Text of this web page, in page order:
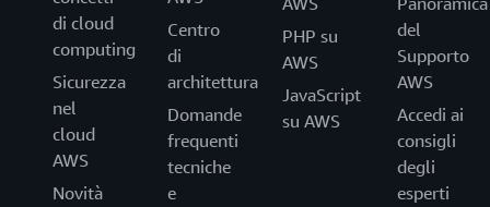
di cloud
computing
Sicurezza
nel
cloud
AWS
Novità
Centro
di
architettura
Domande
frequenti
tecniche
e
PHP su
AWS
JavaScript
su AWS
del
Supporto
AWS
Accedi ai
consigli
degli
esperti